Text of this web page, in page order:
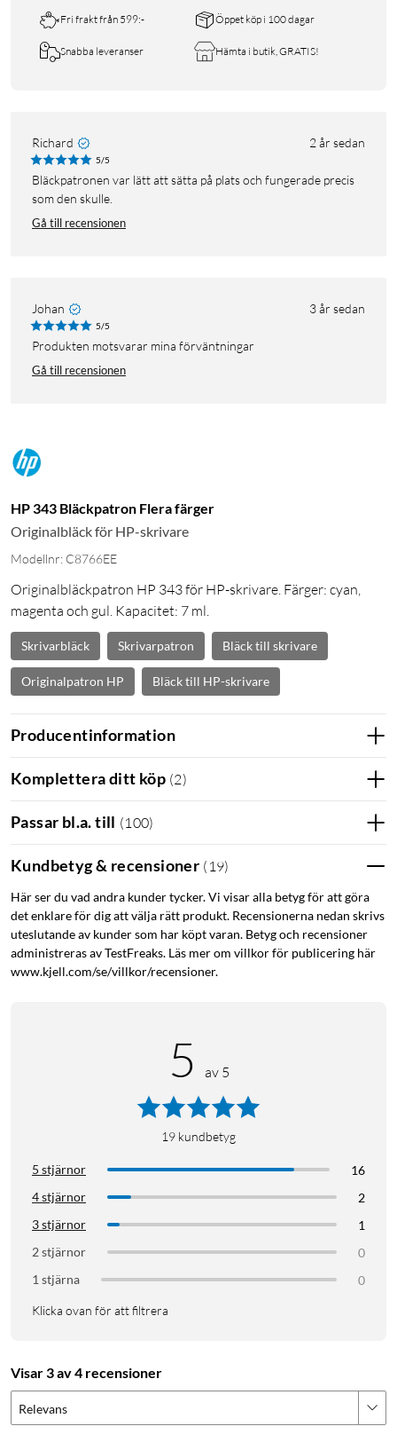
Fri frakt från 599:- Öppet köp i 100 dagar
Snabba leveranser Hämta i butik, GRATIS!
Richard 2 år sedan
5/5
Bläckpatronen var lätt att sätta på plats och fungerade precis
som den skulle.
Gå till recensionen
Johan 3 år sedan
5/5
Produkten motsvarar mina förväntningar
Gå till recensionen
HP 343 Bläckpatron Flera färger
Originalbläck för HP-skrivare
Modellnr: C8766EE
Originalbläckpatron HP 343 för HP-skrivare. Färger: cyan,
magenta och gul. Kapacitet: 7 ml.
Skrivarbläck Skrivarpatron Bläck till skrivare
Originalpatron HP Bläck till HP-skrivare
Producentinformation
Komplettera ditt köp (2)
Passar bl.a. till (100)
Kundbetyg & recensioner ( 19)
Här ser du vad andra kunder tycker. Vi visar alla betyg för att göra
det enklare för dig att välja rätt produkt. Recensionerna nedan skrivs
uteslutande av kunder som har köpt varan. Betyg och recensioner
administreras av TestFreaks. Läs mer om villkor för publicering här
www.kjell.com/se/villkor/recensioner.
5 av 5
19 kundbetyg
5 stjärnor
16
4 stjärnor
2
3 stjärnor
1
2 stjärnor
0
1 stjärna
0
Klicka ovan för att filtrera
Visar 3 av 4 recensioner
Relevans